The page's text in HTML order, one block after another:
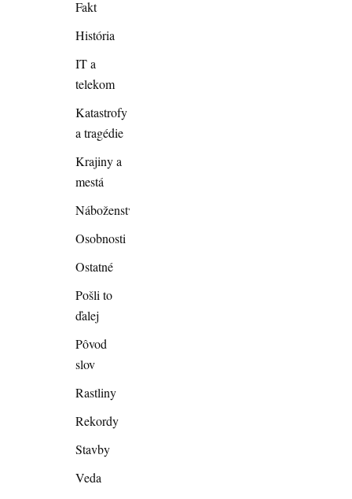
Fakt
História
IT a
telekom
Katastrofy
a tragédie
Krajiny a
mestá
Náboženstvo
Osobnosti
Ostatné
Pošli to
ďalej
Pôvod
slov
Rastliny
Rekordy
Stavby
Veda